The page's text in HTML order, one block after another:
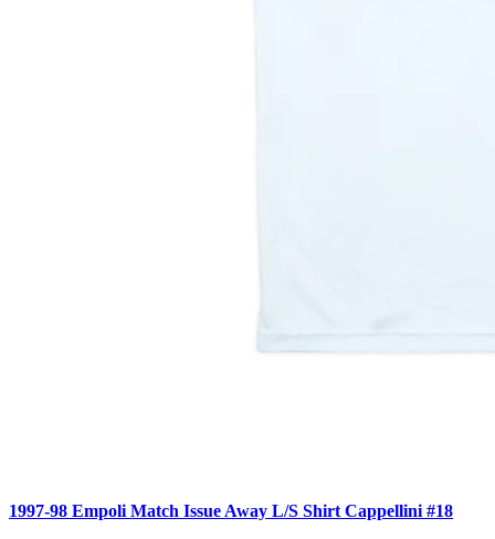
1997-98 Empoli Match Issue Away L/S Shirt Cappellini #18